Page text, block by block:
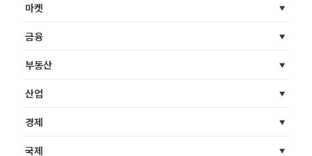
마켓
금융
부동산
산업
경제
국제